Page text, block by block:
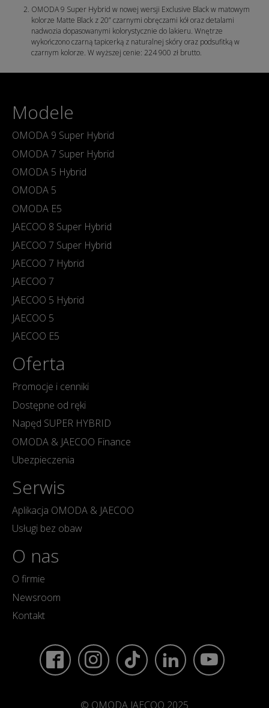
OMODA 9 Super Hybrid w nowej wersji Exclusive Black w matowym
kolorze Matte Black z 20” czarnymi obręczami kół oraz detalami
nadwozia dopasowanymi kolorystycznie do lakieru. Wnętrze
wykończono czarną tapicerką z naturalnej skóry oraz podsufitką w
czarnym kolorze. W wyższej cenie: 224 900 zł brutto.
Modele
OMODA 9 Super Hybrid
OMODA 7 Super Hybrid
OMODA 5 Hybrid
OMODA 5
OMODA E5
JAECOO 8 Super Hybrid
JAECOO 7 Super Hybrid
JAECOO 7 Hybrid
JAECOO 7
JAECOO 5 Hybrid
JAECOO 5
JAECOO E5
Oferta
Promocje i cenniki
Dostępne od ręki
Napęd SUPER HYBRID
OMODA & JAECOO Finance
Ubezpieczenia
Serwis
Aplikacja OMODA & JAECOO
Usługi bez obaw
O nas
O firmie
Newsroom
Kontakt
© OMODA JAECOO 2025